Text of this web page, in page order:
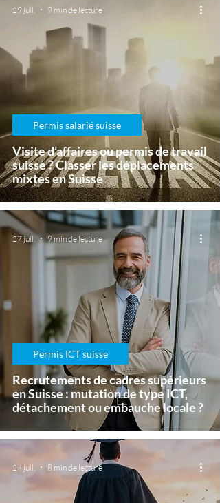
Visite d’affaires ou permis de travail
suisse ? Classer les déplacements
mixtes en Suisse
Permis salarié suisse
29 juil. 9 min de lecture
Recrutements de cadres supérieurs
en Suisse : mutation de type ICT,
détachement ou embauche locale ?
Permis ICT suisse
27 juil. 9 min de lecture
24 juil. 8 min de lecture